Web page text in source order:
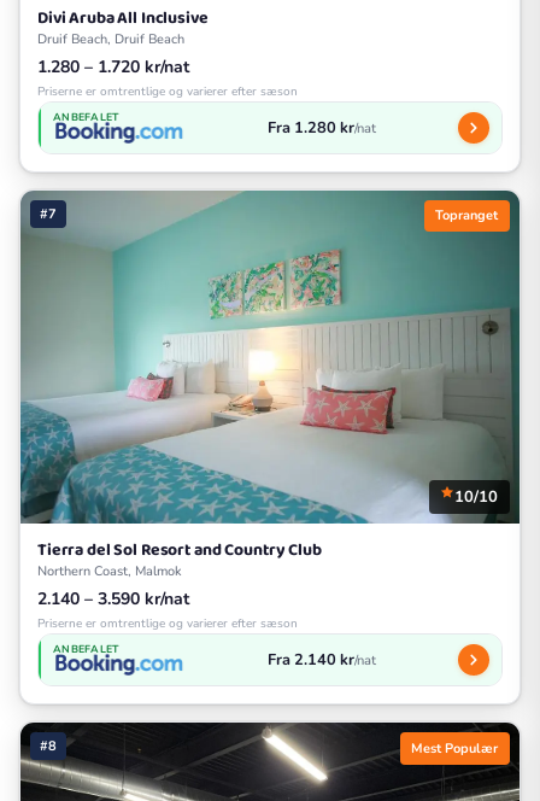
Divi Aruba All Inclusive
Druif Beach, Druif Beach
1.280 – 1.720 kr/nat
Priserne er omtrentlige og varierer efter sæson
ANBEFALET Fra 1.280 kr/nat
#7 Topranget
10/10
Tierra del Sol Resort and Country Club
Northern Coast, Malmok
2.140 – 3.590 kr/nat
Priserne er omtrentlige og varierer efter sæson
ANBEFALET Fra 2.140 kr/nat
#8 Mest Populær